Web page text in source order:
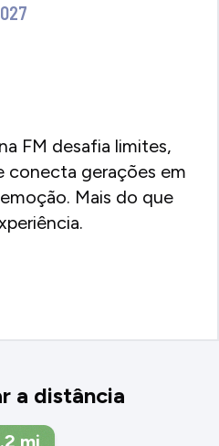
FM desafia limites,
conecta gerações em
Mais do que
a distância
mi